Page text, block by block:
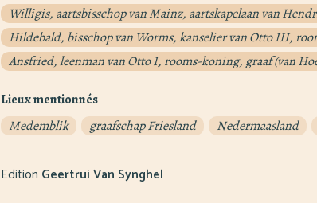
Willigis, aartsbisschop van Mainz, aartskapelaan van
Hildebald, bisschop van Worms, kanselier van Otto III,
Ansfried, leenman van Otto I, rooms-koning, graaf (van
Lieux mentionnés
Medemblik
graafschap Friesland Nedermaasland
Edition Geertrui Van Synghel